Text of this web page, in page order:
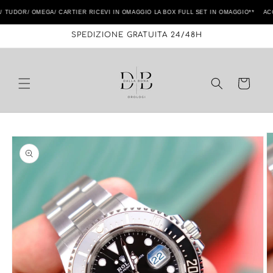
OMEGA/ CARTIER RICEVI IN OMAGGIO LA BOX FULL SET IN OMAGGIO**
direttamente
ai contenuti
SPEDIZIONE GRATUITA 24/48H
Carrello
informazioni
sul prodotto